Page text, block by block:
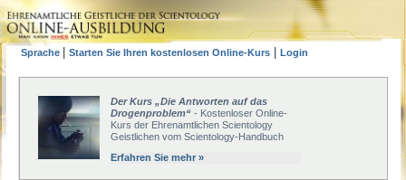
Sprache Starten Sie Ihren kostenlosen Online-Kurs Login
Der Kurs „Die Antworten auf das
Drogenproblem“ - Kostenloser Online-
Kurs der Ehrenamtlichen Scientology
Geistlichen vom Scientology-Handbuch
Erfahren Sie mehr »